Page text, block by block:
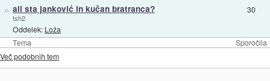
Tema Sporočila
» ali sta janković in kučan bratranca?
tsh2
Oddelek: Loža
30
Več podobnih tem